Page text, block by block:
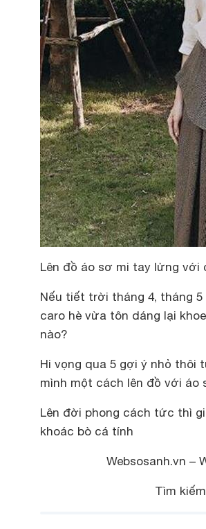
Lên đồ áo sơ mi tay lửng với
Nếu tiết trời tháng 4, tháng
caro hè vừa tôn dáng lại
nào?
Hi vọng qua 5 gợi ý nhỏ thôi
mình một cách lên đồ với áo
Lên đời phong cách tức thì
khoác bò cá tính
Websosanh.vn –
Tìm